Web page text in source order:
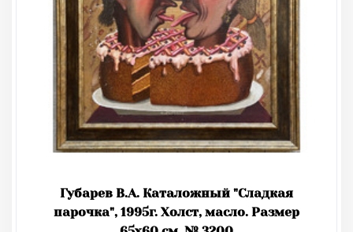
Губарев В.А. Каталожный "Сладкая
парочка", 1995г. Холст, масло. Размер